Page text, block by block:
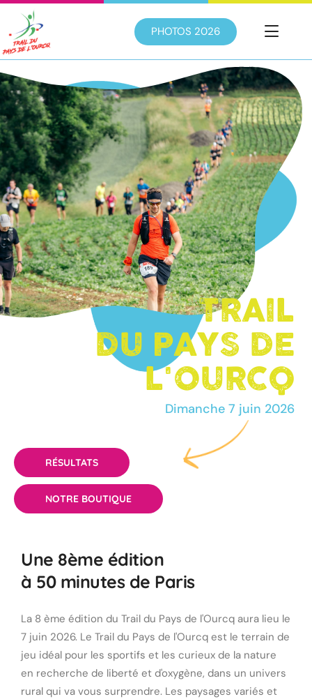
PHOTOS 2026
TRAIL
DU PAYS DE
L'OURCQ
Dimanche 7 juin 2026
RÉSULTATS
NOTRE BOUTIQUE
Une 8ème édition
à 50 minutes de Paris
La 8 ème édition du Trail du Pays de l'Ourcq aura lieu le
7 juin 2026. Le Trail du Pays de l'Ourcq est le terrain de
jeu idéal pour les sportifs et les curieux de la nature
en recherche de liberté et d'oxygène, dans un univers
rural qui va vous surprendre. Les paysages variés et